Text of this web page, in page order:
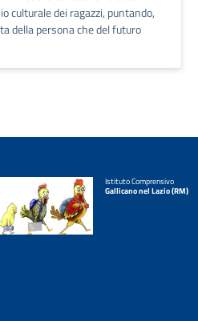
culturale dei ragazzi, puntando,
della persona che del futuro
Istituto Comprensivo
Gallicano nel Lazio (RM)